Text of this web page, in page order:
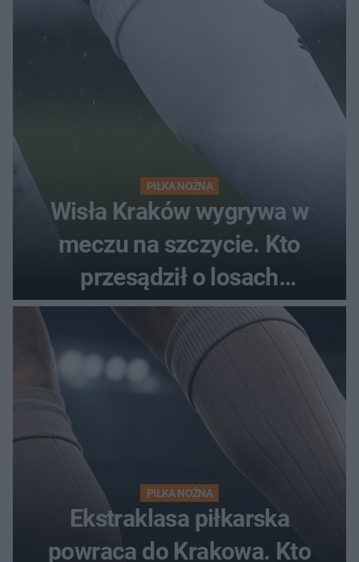
PIŁKA NOŻNA
Wisła Kraków wygrywa w
meczu na szczycie. Kto
przesądził o losach
spotkania?
PIŁKA NOŻNA
Ekstraklasa piłkarska
powraca do Krakowa. Kto